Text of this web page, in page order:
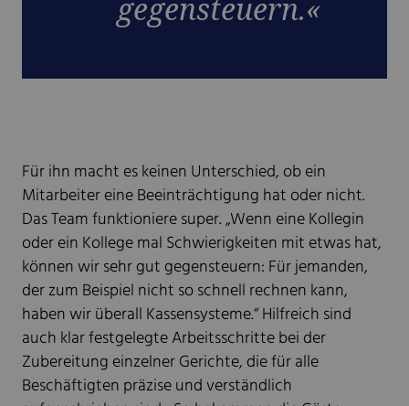
gegensteuern.«
Für ihn macht es keinen Unterschied, ob ein
Mitarbeiter eine Beeinträchtigung hat oder nicht.
Das Team funktioniere super. „Wenn eine Kollegin
oder ein Kollege mal Schwierigkeiten mit etwas hat,
können wir sehr gut gegensteuern: Für jemanden,
der zum Beispiel nicht so schnell rechnen kann,
haben wir überall Kassensysteme.“ Hilfreich sind
auch klar festgelegte Arbeitsschritte bei der
Zubereitung einzelner Gerichte, die für alle
Beschäftigten präzise und verständlich